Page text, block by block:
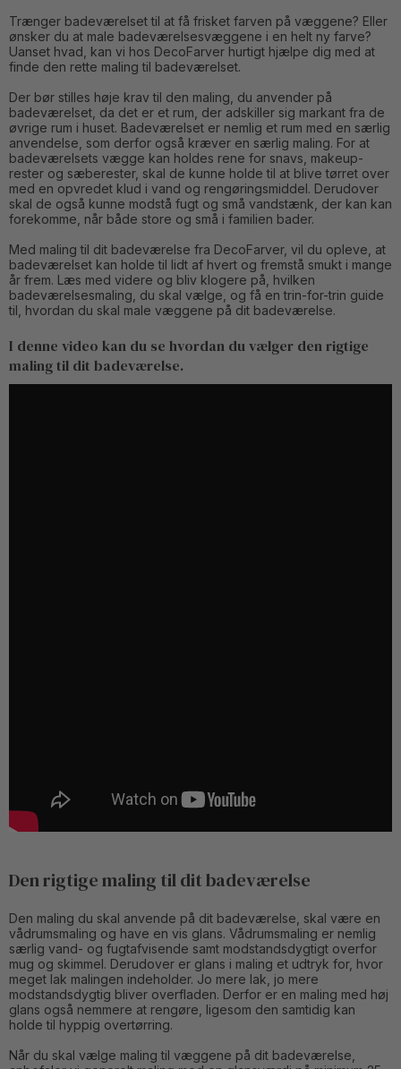
Trænger badeværelset til at få frisket farven på væggene? Eller
ønsker du at male badeværelsesvæggene i en helt ny farve?
Uanset hvad, kan vi hos DecoFarver hurtigt hjælpe dig med at
finde den rette maling til badeværelset.
Der bør stilles høje krav til den maling, du anvender på
badeværelset, da det er et rum, der adskiller sig markant fra de
øvrige rum i huset. Badeværelset er nemlig et rum med en særlig
anvendelse, som derfor også kræver en særlig maling. For at
badeværelsets vægge kan holdes rene for snavs, makeup-
rester og sæberester, skal de kunne holde til at blive tørret over
med en opvredet klud i vand og rengøringsmiddel. Derudover
skal de også kunne modstå fugt og små vandstænk, der kan kan
forekomme, når både store og små i familien bader.
Med maling til dit badeværelse fra DecoFarver, vil du opleve, at
badeværelset kan holde til lidt af hvert og fremstå smukt i mange
år frem. Læs med videre og bliv klogere på, hvilken
badeværelsesmaling, du skal vælge, og få en trin-for-trin guide
til, hvordan du skal male væggene på dit badeværelse.
I denne video kan du se hvordan du vælger den rigtige
maling til dit badeværelse.
Den rigtige maling til dit badeværelse
Den maling du skal anvende på dit badeværelse, skal være en
vådrumsmaling og have en vis glans. Vådrumsmaling er nemlig
særlig vand- og fugtafvisende samt modstandsdygtigt overfor
mug og skimmel. Derudover er glans i maling et udtryk for, hvor
meget lak malingen indeholder. Jo mere lak, jo mere
modstandsdygtig bliver overfladen. Derfor er en maling med høj
glans også nemmere at rengøre, ligesom den samtidig kan
holde til hyppig overtørring.
Når du skal vælge maling til væggene på dit badeværelse,